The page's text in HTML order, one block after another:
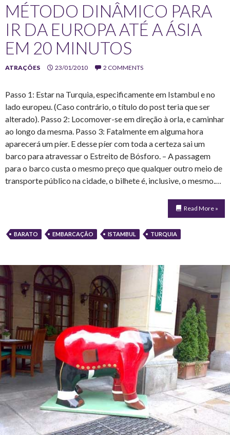
MÉTODO DINÂMICO PARA
IR DA EUROPA ATÉ A ÁSIA
EM 20 MINUTOS
ATRAÇÕES 23/01/2010 2 COMMENTS
Passo 1: Estar na Turquia, especificamente em Istambul e no
lado europeu. (Caso contrário, o título do post teria que ser
alterado). Passo 2: Locomover-se em direção à orla, e caminhar
ao longo da mesma. Passo 3: Fatalmente em alguma hora
aparecerá um píer. E desse píer com toda a certeza sai um
barco para atravessar o Estreito de Bósforo. – A passagem
para o barco custa o mesmo preço que qualquer outro meio de
transporte público na cidade, o bilhete é, inclusive, o mesmo.…
Read More »
BARATO EMBARCAÇÃO ISTAMBUL TURQUIA